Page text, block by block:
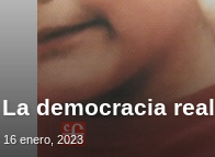
La democracia real
16 enero, 2023